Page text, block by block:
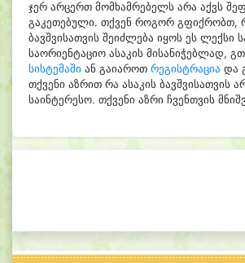
ჯერ არცერთ მომხამრებელს არა აქვს
გაკეთებული. თქვენ როგორ გფიქრობთ,
ბავშვისათვის შეიძლება იყოს ეს ლექსი
საორიენტაციო ასაკის მისანიჭებლად,
სისტემაში ან გაიაროთ რეგისტრაცია და
თქვენი აზრით რა ასაკის ბავშვისათვის
საინტერესო. თქვენი აზრი ჩვენთვის